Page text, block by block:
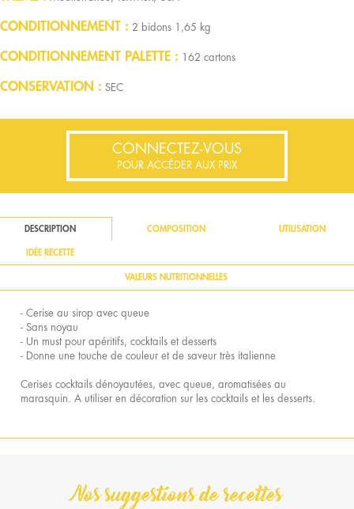
CONDITIONNEMENT 2 bidons 1,65 kg
CONDITIONNEMENT PALETTE 162 cartons
CONSERVATION SEC
CONNECTEZ-VOUS
POUR ACCÉDER AUX PRIX
DESCRIPTION COMPOSITION UTILISATION
IDÉE RECETTE
VALEURS NUTRITIONNELLES
- Cerise au sirop avec queue
- Sans noyau
- Un must pour apéritifs, cocktails et desserts
- Donne une touche de couleur et de saveur très italienne
Cerises cocktails dénoyautées, avec queue, aromatisées au
marasquin. A utiliser en décoration sur les cocktails et les desserts.
Nos suggestions de recettes